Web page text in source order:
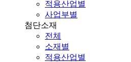
적용산업별
사업부별
첨단소재
전체
소재별
적용산업별